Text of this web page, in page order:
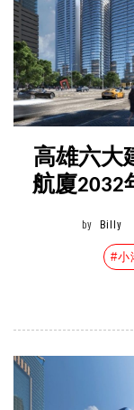
高雄六大
航廈2032
by Billy
#小